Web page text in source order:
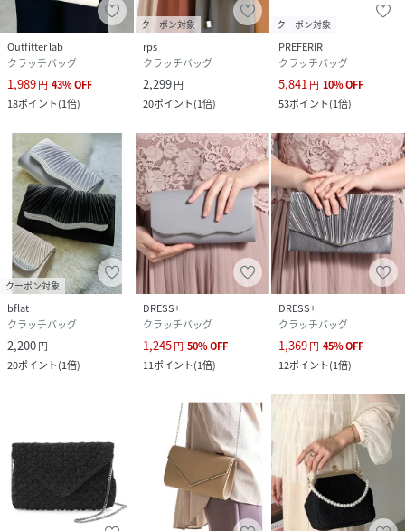
Outfitter lab
クラッチバッグ
1,989円 43%OFF
18ポイント(1倍)
クーポン対象
rps
クラッチバッグ
2,299円
20ポイント(1倍)
クーポン対象
PREFERIR
クラッチバッグ
5,841円 10%OFF
53ポイント(1倍)
クーポン対象
bflat
クラッチバッグ
2,200円
20ポイント(1倍)
DRESS+
クラッチバッグ
1,245円 50%OFF
11ポイント(1倍)
DRESS+
クラッチバッグ
1,369円 45%OFF
12ポイント(1倍)